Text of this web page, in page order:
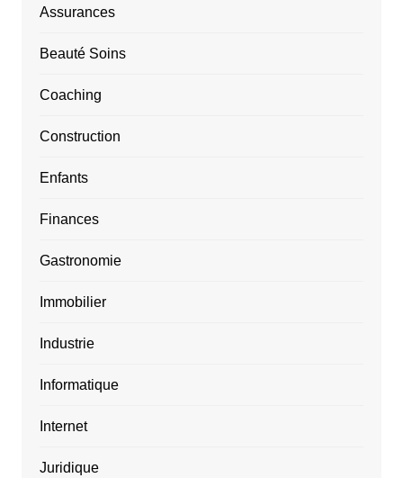
Assurances
Beauté Soins
Coaching
Construction
Enfants
Finances
Gastronomie
Immobilier
Industrie
Informatique
Internet
Juridique